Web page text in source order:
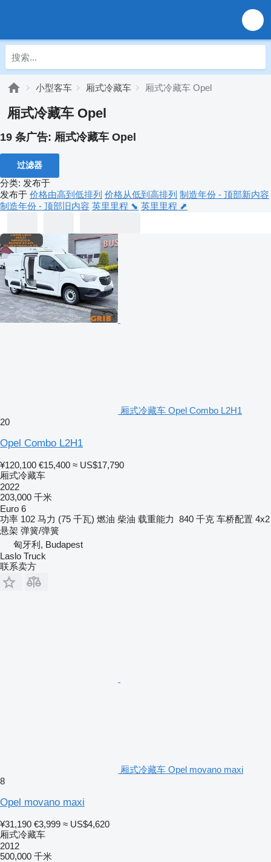
小型客车 厢式冷藏车 厢式冷藏车 Opel
厢式冷藏车 Opel
19 条广告: 厢式冷藏车 Opel
过滤器
分类: 发布于
发布于 价格由高到低排列 价格从低到高排列 制造年份 - 顶部新内容
制造年份 - 顶部旧内容 英里里程 ⬊ 英里里程 ⬈
厢式冷藏车 Opel Combo L2H1
20
Opel Combo L2H1
¥120,100 €15,400 ≈ US$17,790
厢式冷藏车
2022
203,000 千米
Euro 6
功率 102 马力 (75 千瓦) 燃油 柴油 载重能力 840 千克 车桥配置 4x2
悬架 弹簧/弹簧
匈牙利, Budapest
Laslo Truck
联系卖方
厢式冷藏车 Opel movano maxi
8
Opel movano maxi
¥31,190 €3,999 ≈ US$4,620
厢式冷藏车
2012
500,000 千米